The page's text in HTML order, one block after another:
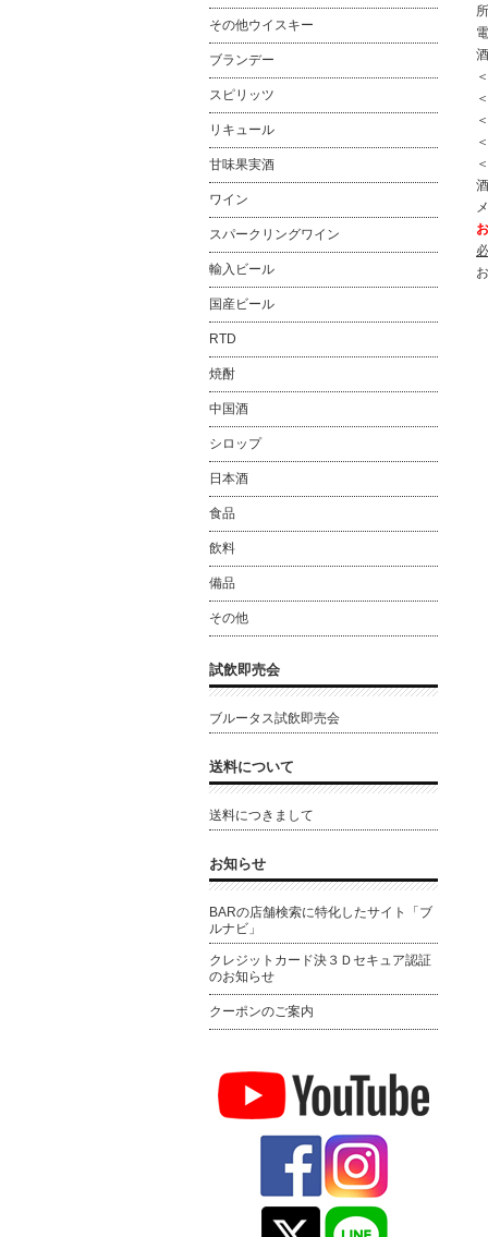
その他ウイスキー
ブランデー
スピリッツ
リキュール
甘味果実酒
ワイン
スパークリングワイン
輸入ビール
国産ビール
RTD
焼酎
中国酒
シロップ
日本酒
食品
飲料
備品
その他
試飲即売会
ブルータス試飲即売会
送料について
送料につきまして
お知らせ
BARの店舗検索に特化したサイト「ブ
ルナビ」
クレジットカード決３Ｄセキュア認証
のお知らせ
クーポンのご案内